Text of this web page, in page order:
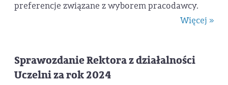
preferencje związane z wyborem pracodawcy.
Więcej »
Sprawozdanie Rektora z działalności
Uczelni za rok 2024